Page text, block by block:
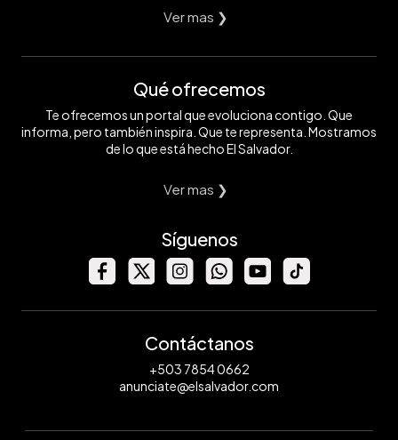
Ver mas ❯
Qué ofrecemos
Te ofrecemos un portal que evoluciona contigo. Que
informa, pero también inspira. Que te representa. Mostramos
de lo que está hecho El Salvador.
Ver mas ❯
Síguenos
Contáctanos
+503 7854 0662
anunciate@elsalvador.com